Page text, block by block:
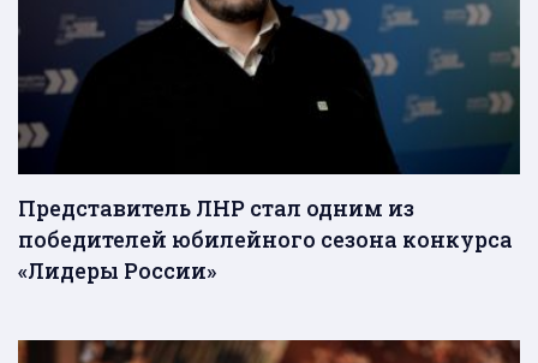
Представитель ЛНР стал одним из
победителей юбилейного сезона конкурса
«Лидеры России»